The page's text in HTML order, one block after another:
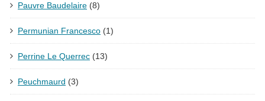
Pauvre Baudelaire (8)
Permunian Francesco (1)
Perrine Le Querrec (13)
Peuchmaurd (3)